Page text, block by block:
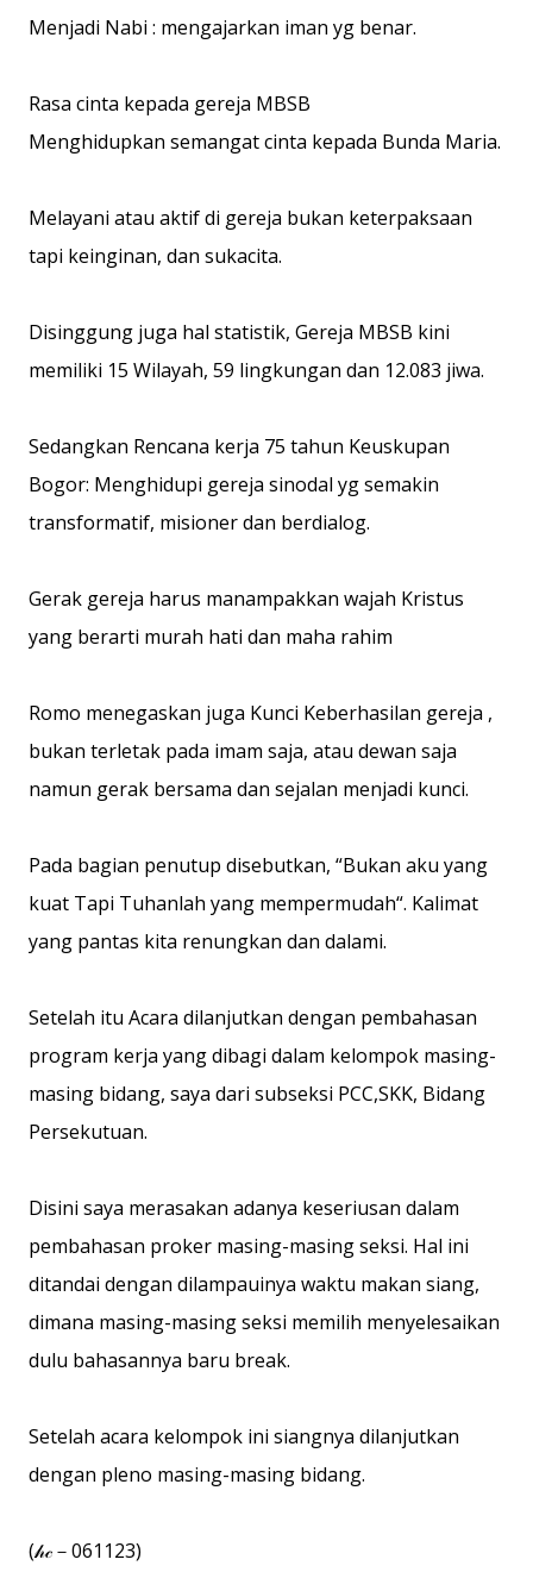
Menjadi Nabi : mengajarkan iman yg benar.
Rasa cinta kepada gereja MBSB
Menghidupkan semangat cinta kepada Bunda Maria.
Melayani atau aktif di gereja bukan keterpaksaan
tapi keinginan, dan sukacita.
Disinggung juga hal statistik, Gereja MBSB kini
memiliki 15 Wilayah, 59 lingkungan dan 12.083 jiwa.
Sedangkan Rencana kerja 75 tahun Keuskupan
Bogor: Menghidupi gereja sinodal yg semakin
transformatif, misioner dan berdialog.
Gerak gereja harus manampakkan wajah Kristus
yang berarti murah hati dan maha rahim
Romo menegaskan juga Kunci Keberhasilan gereja ,
bukan terletak pada imam saja, atau dewan saja
namun gerak bersama dan sejalan menjadi kunci.
Pada bagian penutup disebutkan, “Bukan aku yang
kuat Tapi Tuhanlah yang mempermudah“. Kalimat
yang pantas kita renungkan dan dalami.
Setelah itu Acara dilanjutkan dengan pembahasan
program kerja yang dibagi dalam kelompok masing-
masing bidang, saya dari subseksi PCC,SKK, Bidang
Persekutuan.
Disini saya merasakan adanya keseriusan dalam
pembahasan proker masing-masing seksi. Hal ini
ditandai dengan dilampauinya waktu makan siang,
dimana masing-masing seksi memilih menyelesaikan
dulu bahasannya baru break.
Setelah acara kelompok ini siangnya dilanjutkan
dengan pleno masing-masing bidang.
(𝒽𝒸－061123)